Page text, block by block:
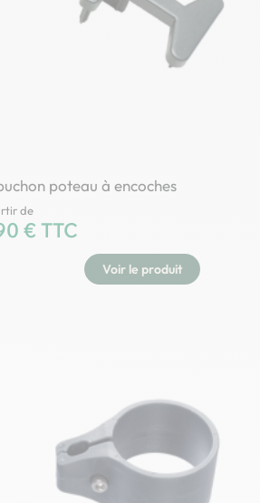
poteau à encoches
de
€ TTC
Voir le produit